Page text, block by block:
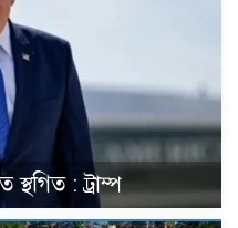
: ট্রাম্প